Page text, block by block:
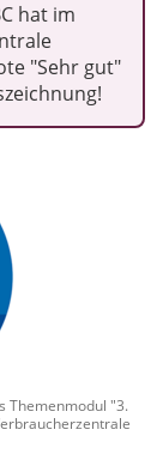
hat im
"Sehr gut"
Themenmodul "3.